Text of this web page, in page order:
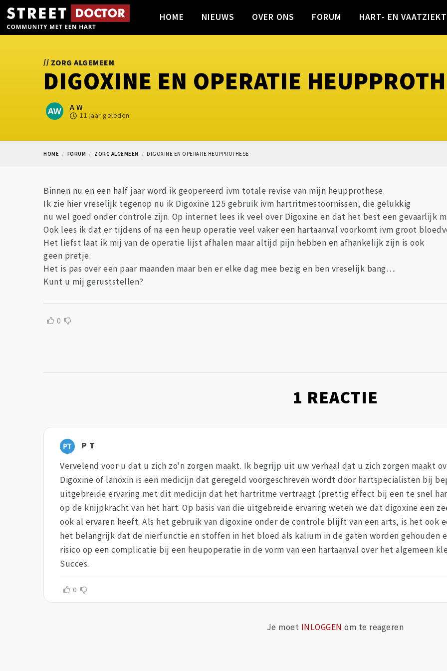
HOME NIEUWS OVER ONS FORUM HART- EN
// ZORG ALGEMEEN
DIGOXINE EN OPERATIE
A W
11 jaar geleden
HOME FORUM ZORG ALGEMEEN DIGOXINE EN OPERATIE HEUPPROTHESE
Binnen nu en een half jaar word ik geopereerd ivm totale revise van mijn heupprothese.
Ik zie hier vreselijk tegenop nu ik Digoxine 125 gebruik ivm hartritmestoornissen, die gelukkig
nu wel goed onder controle zijn. Op internet lees ik veel over Digoxine en dat het best een gevaarlijk
Ook lees ik dat er tijdens of na een heup operatie veel vaker een hartaanval voorkomt ivm groot
Het liefst laat ik mij van de operatie lijst afhalen maar altijd pijn hebben en afhankelijk zijn is ook
geen pretje.
Het is pas over een paar maanden maar ben er elke dag mee bezig en ben vreselijk bang….
Kunt u mij geruststellen?
0
1 REACTIE
P T
Vervelend voor u dat u zich zo'n zorgen maakt. Ik begrijp uit uw verhaal dat u zich zorgen maakt
Digoxine of lanoxin is een medicijn dat geregeld voorgeschreven wordt door hartspecialisten bij
uitgebreide ervaring met dit medicijn dat het hartritme vertraagt (prettig effect bij een te snel
op de knijpkracht van het hart. Op basis van die uitgebreide ervaring weten we dat digoxine een
ook al ervaren heeft. Als het gebruik van digoxine onder de controle blijft van een arts, is het ook
het belangrijk dat de nierfunctie en stoffen in het bloed als kalium in de gaten worden gehouden
risico op een complicatie bij een heupoperatie in de vorm van een hartaanval over het algemeen
Succes.
0
Je moet INLOGGEN om te reageren